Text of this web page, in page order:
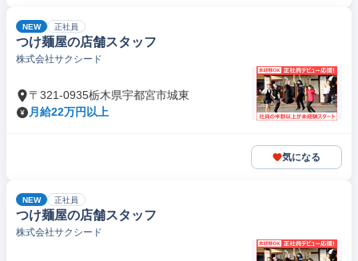
NEW 正社員
つけ麺屋の店舗スタッフ
株式会社サクシード
〒321-0935栃木県宇都宮市城東
月給22万円以上
気になる
NEW 正社員
つけ麺屋の店舗スタッフ
株式会社サクシード